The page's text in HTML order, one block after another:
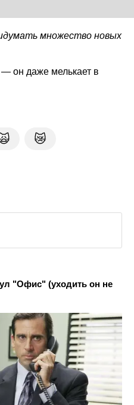
множество новых
он даже мелькает в
😿
"Офис" (уходить он не